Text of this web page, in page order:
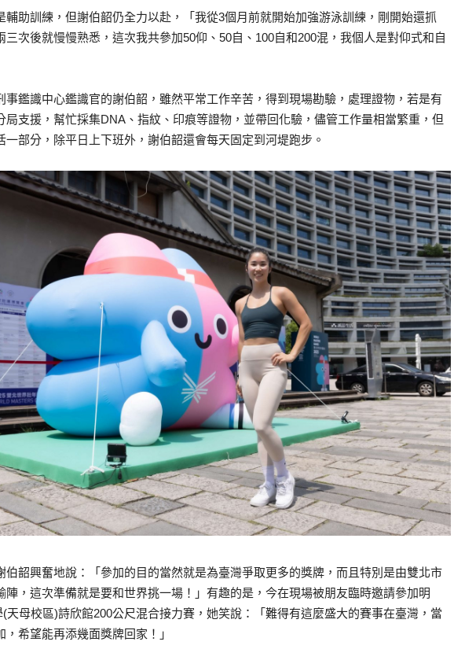
輔助訓練，但謝伯韶仍全力以赴，「我從3個月前就開始加強游泳訓練，剛開始還抓
三次後就慢慢熟悉，這次我共參加50仰、50自、100自和200混，我個人是對仰式和自
事鑑識中心鑑識官的謝伯韶，雖然平常工作辛苦，得到現場勘驗，處理證物，若是有
局支援，幫忙採集DNA、指紋、印痕等證物，並帶回化驗，儘管工作量相當繁重，但
一部分，除平日上下班外，謝伯韶還會每天固定到河堤跑步。
伯韶興奮地說：「參加的目的當然就是為臺灣爭取更多的獎牌，而且特別是由雙北市
陣，這次準備就是要和世界挑一場！」有趣的是，今在現場被朋友臨時邀請參加明
天母校區)詩欣館200公尺混合接力賽，她笑說：「難得有這麼盛大的賽事在臺灣，當
希望能再添幾面獎牌回家！」